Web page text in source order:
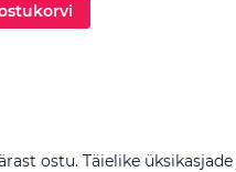
ostu. Täielike üksikasjade